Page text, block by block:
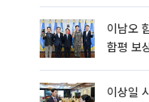
이남오
함평 보
이상일